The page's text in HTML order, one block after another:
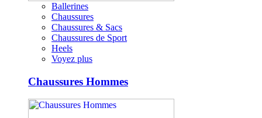
Ballerines
Chaussures
Chaussures & Sacs
Chaussures de Sport
Heels
Voyez plus
Chaussures Hommes